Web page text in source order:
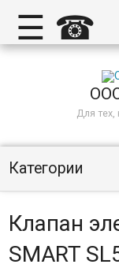
☰ ☎
Для тех,
Категории
Клапан
SMART